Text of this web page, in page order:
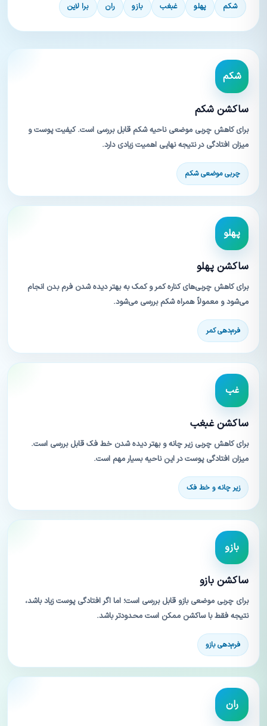
شکم پهلو غبغب بازو ران برا لاین
شکم
ساکشن شکم
برای کاهش چربی موضعی ناحیه شکم قابل بررسی است. کیفیت پوست و
میزان افتادگی در نتیجه نهایی اهمیت زیادی دارد.
چربی موضعی شکم
پهلو
ساکشن پهلو
برای کاهش چربی‌های کناره کمر و کمک به بهتر دیده شدن فرم بدن انجام
می‌شود و معمولاً همراه شکم بررسی می‌شود.
فرم‌دهی کمر
غب
ساکشن غبغب
برای کاهش چربی زیر چانه و بهتر دیده شدن خط فک قابل بررسی است.
میزان افتادگی پوست در این ناحیه بسیار مهم است.
زیر چانه و خط فک
بازو
ساکشن بازو
برای چربی موضعی بازو قابل بررسی است؛ اما اگر افتادگی پوست زیاد باشد،
نتیجه فقط با ساکشن ممکن است محدودتر باشد.
فرم‌دهی بازو
ران